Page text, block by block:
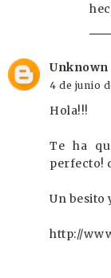
Unknown
4 de junio
Hola!!!
Te ha
perfecto!
Un besito
http://